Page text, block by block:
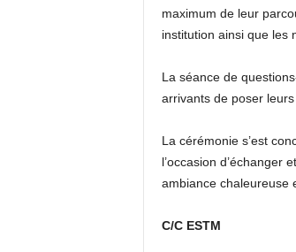
maximum de leur
institution ainsi que les
La séance de
arrivants de poser leurs
La cérémonie s’est
l’occasion d’échanger
ambiance chaleureuse
C/C ESTM